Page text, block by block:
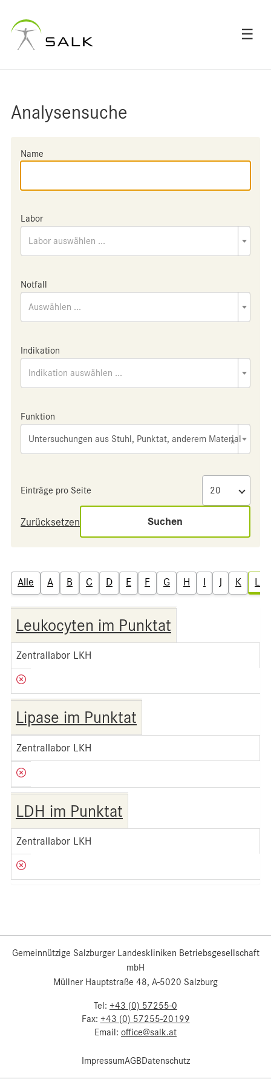
☰
Analysensuche
Name
Labor
Labor auswählen ...
Notfall
Auswählen ...
Indikation
Indikation auswählen ...
Funktion
×
Untersuchungen aus Stuhl, Punktat, anderem Material
Einträge pro Seite
Zurücksetzen Suchen
Alle A B C D E F G H I J K L
Leukocyten im Punktat
Zentrallabor LKH
Lipase im Punktat
Zentrallabor LKH
LDH im Punktat
Zentrallabor LKH
Gemeinnützige Salzburger Landeskliniken Betriebsgesellschaft
mbH
Müllner Hauptstraße 48, A-5020 Salzburg
Tel: +43 (0) 57255-0
Fax: +43 (0) 57255-20199
Email: office@salk.at
ImpressumAGBDatenschutz